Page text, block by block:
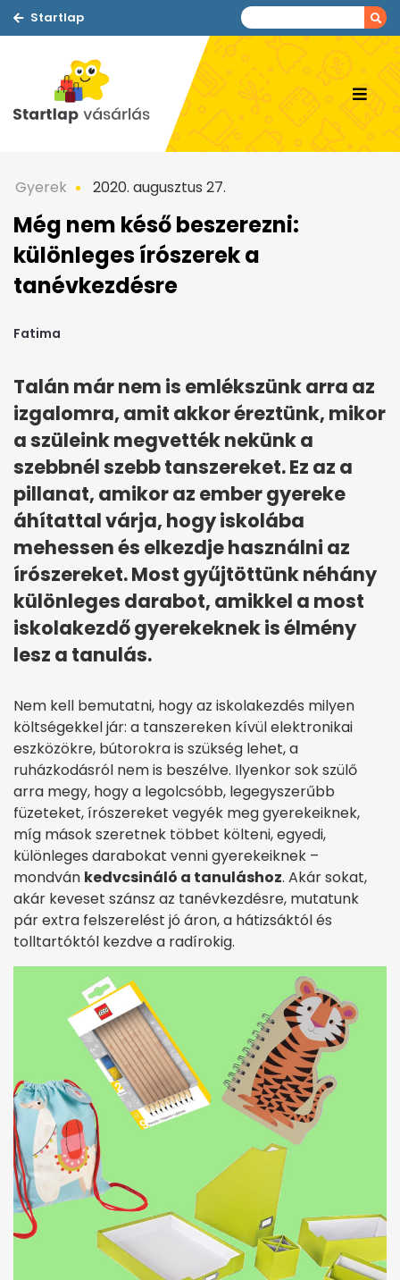
Startlap
Gyerek 2020. augusztus 27.
Még nem késő beszerezni:
különleges írószerek a
tanévkezdésre
Fatima
Talán már nem is emlékszünk arra az
izgalomra, amit akkor éreztünk, mikor
a szüleink megvették nekünk a
szebbnél szebb tanszereket. Ez az a
pillanat, amikor az ember gyereke
áhítattal várja, hogy iskolába
mehessen és elkezdje használni az
írószereket. Most gyűjtöttünk néhány
különleges darabot, amikkel a most
iskolakezdő gyerekeknek is élmény
lesz a tanulás.
Nem kell bemutatni, hogy az iskolakezdés milyen
költségekkel jár: a tanszereken kívül elektronikai
eszközökre, bútorokra is szükség lehet, a
ruházkodásról nem is beszélve. Ilyenkor sok szülő
arra megy, hogy a legolcsóbb, legegyszerűbb
füzeteket, írószereket vegyék meg gyerekeiknek,
míg mások szeretnek többet költeni, egyedi,
különleges darabokat venni gyerekeiknek –
mondván kedvcsináló a tanuláshoz. Akár sokat,
akár keveset szánsz az tanévkezdésre, mutatunk
pár extra felszerelést jó áron, a hátizsáktól és
tolltartóktól kezdve a radírokig.